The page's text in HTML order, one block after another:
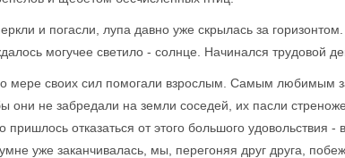
и погасли, лупа давно уже скрылась за
могучее светило - солнце. Начинался трудовой
мере своих сил помогали взрослым. Самым любимым
они не забредали на земли соседей, их пасли
пришлось отказаться от этого большого удовольствия -
уже заканчивалась, мы, перегоняя друг друга,